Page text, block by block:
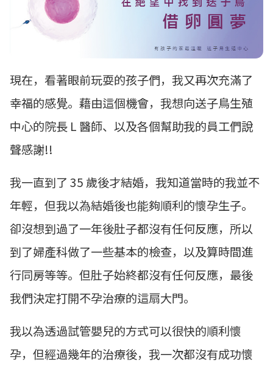
現在，看著眼前玩耍的孩子們，我又再次充滿了
幸福的感覺。藉由這個機會，我想向送子鳥生殖
中心的院長 L 醫師、以及各個幫助我的員工們說
聲感謝!!
我一直到了 35 歲後才結婚，我知道當時的我並不
年輕，但我以為結婚後也能夠順利的懷孕生子。
卻沒想到過了一年後肚子都沒有任何反應，所以
到了婦產科做了一些基本的檢查，以及算時間進
行同房等等。但肚子始終都沒有任何反應，最後
我們決定打開不孕治療的這扇大門。
我以為透過試管嬰兒的方式可以很快的順利懷
孕，但經過幾年的治療後，我一次都沒有成功懷